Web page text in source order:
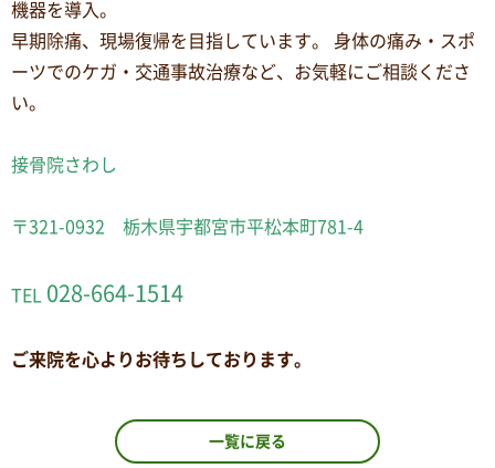
機器を導入。
早期除痛、現場復帰を目指しています。 身体の痛み・スポ
ーツでのケガ・交通事故治療など、お気軽にご相談くださ
い。
接骨院さわし
〒321-0932 栃木県宇都宮市平松本町781-4
TEL 028-664-1514
ご来院を心よりお待ちしております。
一覧に戻る